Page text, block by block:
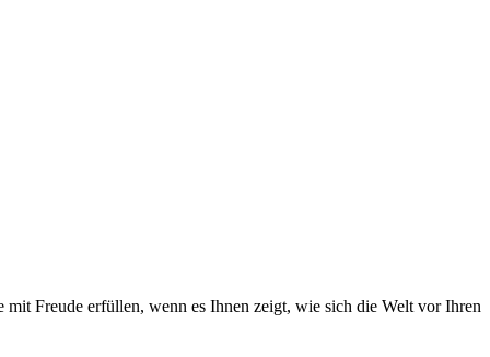
Freude erfüllen, wenn es Ihnen zeigt, wie sich die Welt vor Ihren